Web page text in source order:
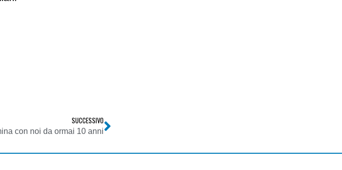
SUCCESSIVO
con noi da ormai 10 anni